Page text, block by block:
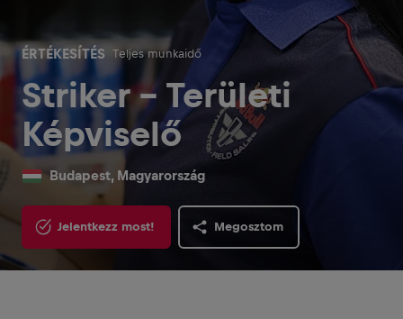
ÉRTÉKESÍTÉS Teljes munkaidő
Striker - Területi
Képviselő
Budapest, Magyarország
Jelentkezz most! Megosztom